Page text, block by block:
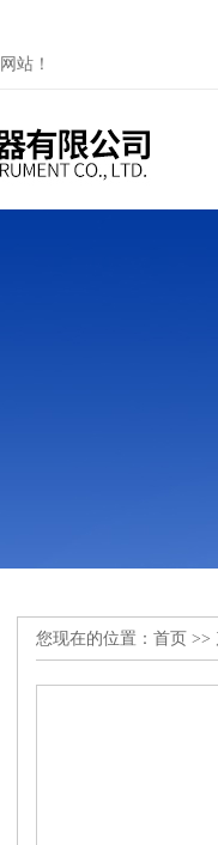
站！
您现在的位置： 首页 >>